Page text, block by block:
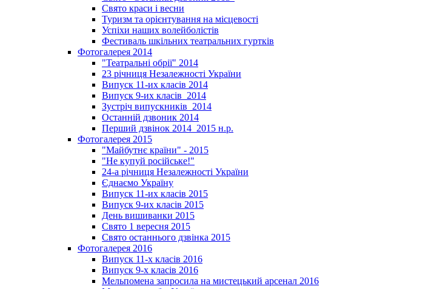
Свято краси і весни
Туризм та орієнтування на місцевості
Успіхи наших волейболістів
Фестиваль шкільних театральних гуртків
Фотогалерея 2014
"Театральні обрії" 2014
23 річниця Незалежності України
Випуск 11-их класів 2014
Випуск 9-их класів_2014
Зустріч випускників_2014
Останній дзвоник 2014
Перший дзвінок 2014_2015 н.р.
Фотогалерея 2015
"Майбутнє країни" - 2015
"Не купуй російське!"
24-а річниця Незалежності України
Єднаємо Україну
Випуск 11-их класів 2015
Випуск 9-их класів 2015
День вишиванки 2015
Свято 1 вересня 2015
Свято останнього дзвінка 2015
Фотогалерея 2016
Випуск 11-х класів 2016
Випуск 9-х класів 2016
Мельпомена запросила на мистецький арсенал 2016